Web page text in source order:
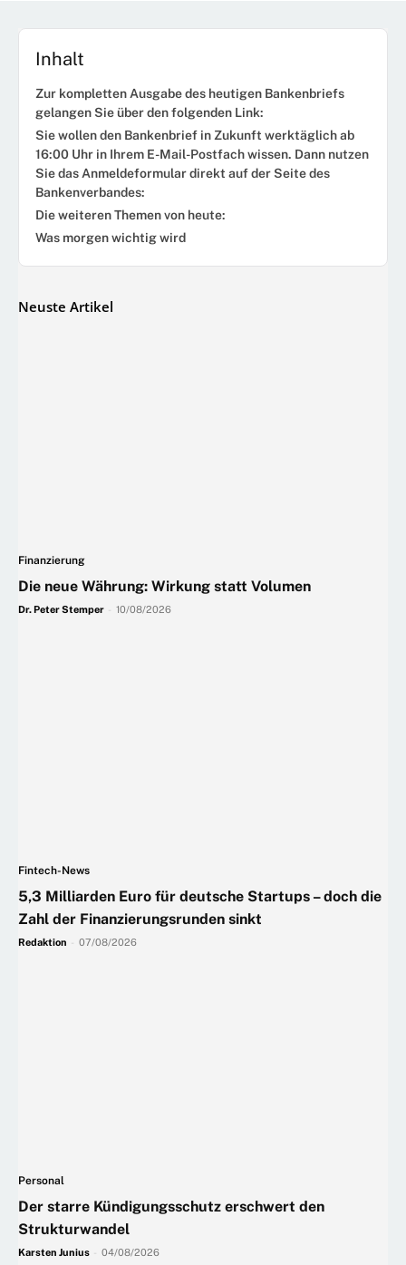
Inhalt
Zur kompletten Ausgabe des heutigen Bankenbriefs
gelangen Sie über den folgenden Link:
Sie wollen den Bankenbrief in Zukunft werktäglich ab
16:00 Uhr in Ihrem E-Mail-Postfach wissen. Dann nutzen
Sie das Anmeldeformular direkt auf der Seite des
Bankenverbandes:
Die weiteren Themen von heute:
Was morgen wichtig wird
Neuste Artikel
Finanzierung
Die neue Währung: Wirkung statt Volumen
Dr. Peter Stemper 10/08/2026
Fintech-News
5,3 Milliarden Euro für deutsche Startups – doch die
Zahl der Finanzierungsrunden sinkt
Redaktion 07/08/2026
Personal
Der starre Kündigungsschutz erschwert den
Strukturwandel
Karsten Junius 04/08/2026